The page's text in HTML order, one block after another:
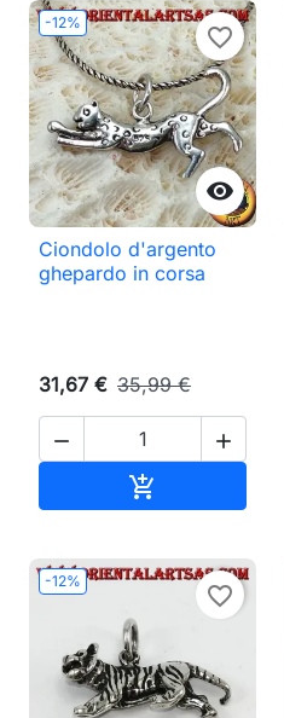
-12%

favorite_border
Ciondolo d'argento
ghepardo in corsa
31,67 € 35,99 €
 

-12%
favorite_border